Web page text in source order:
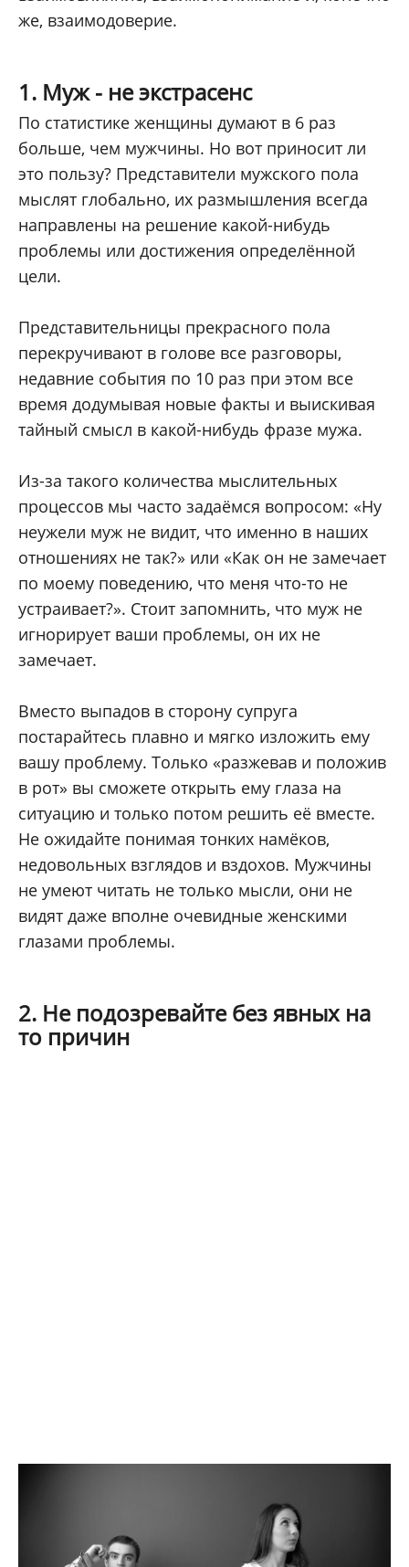
же, взаимодоверие.
1. Муж - не экстрасенс
По статистике женщины думают в 6 раз
больше, чем мужчины. Но вот приносит ли
это пользу? Представители мужского пола
мыслят глобально, их размышления всегда
направлены на решение какой-нибудь
проблемы или достижения определённой
цели.
Представительницы прекрасного пола
перекручивают в голове все разговоры,
недавние события по 10 раз при этом все
время додумывая новые факты и выискивая
тайный смысл в какой-нибудь фразе мужа.
Из-за такого количества мыслительных
процессов мы часто задаёмся вопросом: «Ну
неужели муж не видит, что именно в наших
отношениях не так?» или «Как он не замечает
по моему поведению, что меня что-то не
устраивает?». Стоит запомнить, что муж не
игнорирует ваши проблемы, он их не
замечает.
Вместо выпадов в сторону супруга
постарайтесь плавно и мягко изложить ему
вашу проблему. Только «разжевав и положив
в рот» вы сможете открыть ему глаза на
ситуацию и только потом решить её вместе.
Не ожидайте понимая тонких намёков,
недовольных взглядов и вздохов. Мужчины
не умеют читать не только мысли, они не
видят даже вполне очевидные женскими
глазами проблемы.
2. Не подозревайте без явных на
то причин